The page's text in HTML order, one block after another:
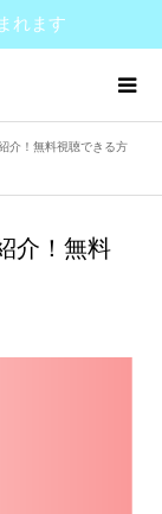
れます
介！無料視聴できる方
介！無料